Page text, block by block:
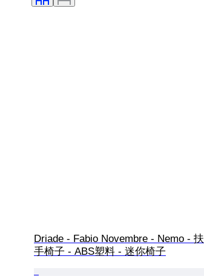
Driade - Fabio Novembre - Nemo - 扶
手椅子 - ABS塑料 - 迷你椅子